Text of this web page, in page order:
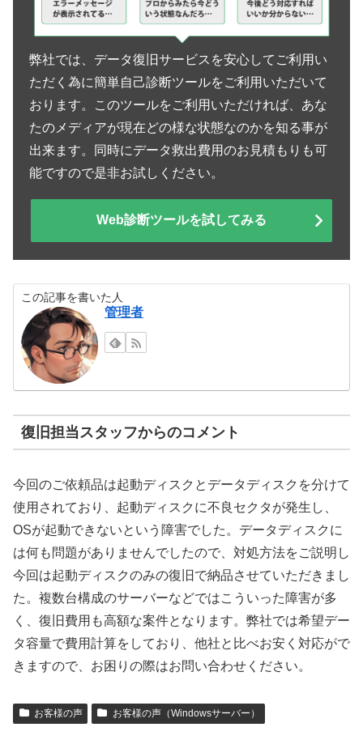
弊社では、データ復旧サービスを安心してご利用い
ただく為に簡単自己診断ツールをご利用いただいて
おります。このツールをご利用いただければ、あな
たのメディアが現在どの様な状態なのかを知る事が
出来ます。同時にデータ救出費用のお見積もりも可
能ですので是非お試しください。
Web診断ツールを試してみる
この記事を書いた人
管理者
復旧担当スタッフからのコメント
今回のご依頼品は起動ディスクとデータディスクを分けて
使用されており、起動ディスクに不良セクタが発生し、
OSが起動できないという障害でした。データディスクに
は何も問題がありませんでしたので、対処方法をご説明し
今回は起動ディスクのみの復旧で納品させていただきまし
た。複数台構成のサーバーなどではこういった障害が多
く、復旧費用も高額な案件となります。弊社では希望デー
タ容量で費用計算をしており、他社と比べお安く対応がで
きますので、お困りの際はお問い合わせください。
お客様の声 お客様の声（Windowsサーバー）